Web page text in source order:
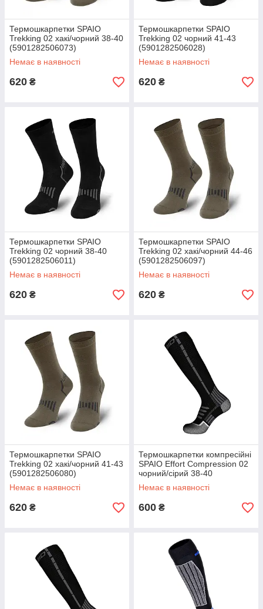
Термошкарпетки SPAIO
Trekking 02 хакі/чорний 38-40
(5901282506073)
Немає в наявності
620 ₴
Термошкарпетки SPAIO
Trekking 02 чорний 41-43
(5901282506028)
Немає в наявності
620 ₴
Термошкарпетки SPAIO
Trekking 02 чорний 38-40
(5901282506011)
Немає в наявності
620 ₴
Термошкарпетки SPAIO
Trekking 02 хакі/чорний 44-46
(5901282506097)
Немає в наявності
620 ₴
Термошкарпетки SPAIO
Trekking 02 хакі/чорний 41-43
(5901282506080)
Немає в наявності
620 ₴
Термошкарпетки компресійні
SPAIO Effort Compression 02
чорний/сірий 38-40
(5901282334713)
Немає в наявності
600 ₴